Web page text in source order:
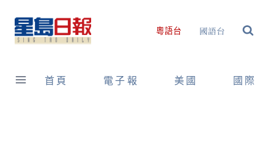
content
粵語台 國語台
首頁 電子報 美國 國際